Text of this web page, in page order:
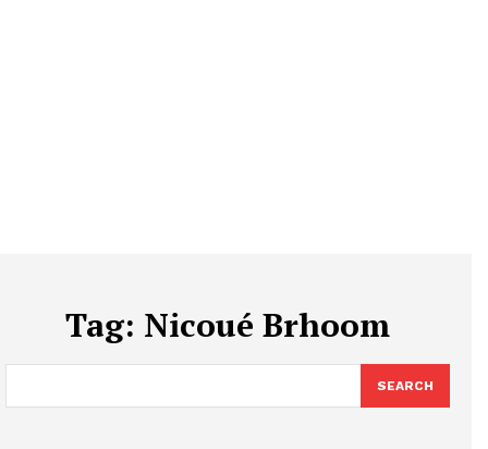
Tag: Nicoué Brhoom
SEARCH